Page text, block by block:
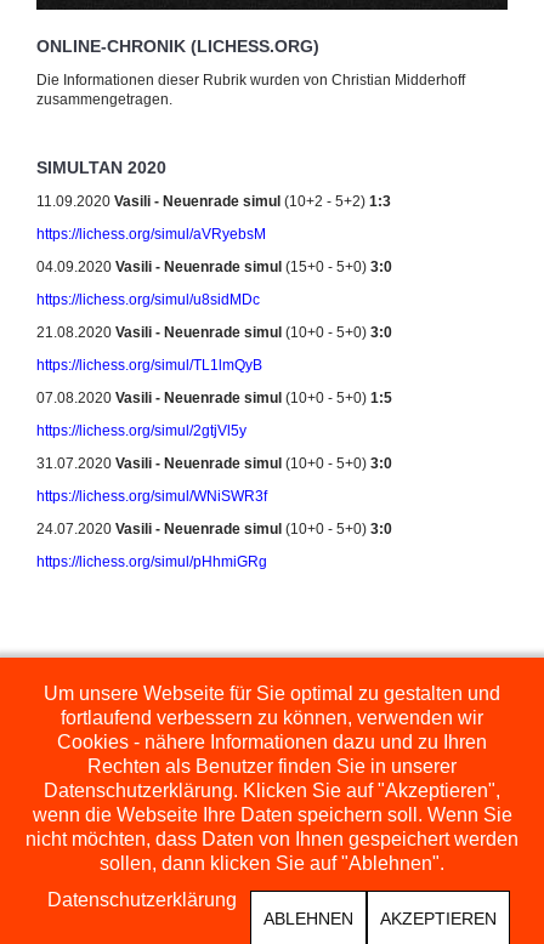
ONLINE-CHRONIK (LICHESS.ORG)
Die Informationen dieser Rubrik wurden von Christian Midderhoff
zusammengetragen.
SIMULTAN 2020
11.09.2020 Vasili - Neuenrade simul (10+2 - 5+2) 1:3
https://lichess.org/simul/aVRyebsM
04.09.2020 Vasili - Neuenrade simul (15+0 - 5+0) 3:0
https://lichess.org/simul/u8sidMDc
21.08.2020 Vasili - Neuenrade simul (10+0 - 5+0) 3:0
https://lichess.org/simul/TL1lmQyB
07.08.2020 Vasili - Neuenrade simul (10+0 - 5+0) 1:5
https://lichess.org/simul/2gtjVl5y
31.07.2020 Vasili - Neuenrade simul (10+0 - 5+0) 3:0
https://lichess.org/simul/WNiSWR3f
24.07.2020 Vasili - Neuenrade simul (10+0 - 5+0) 3:0
https://lichess.org/simul/pHhmiGRg
Weiter
COPYRIGHT © 2026 SCHACHFREUNDE NEUENRADE
Um unsere Webseite für Sie optimal zu gestalten und
fortlaufend verbessern zu können, verwenden wir
Cookies - nähere Informationen dazu und zu Ihren
Rechten als Benutzer finden Sie in unserer
Datenschutzerklärung. Klicken Sie auf "Akzeptieren",
wenn die Webseite Ihre Daten speichern soll. Wenn Sie
nicht möchten, dass Daten von Ihnen gespeichert werden
sollen, dann klicken Sie auf "Ablehnen".
AKZEPTIEREN
ABLEHNEN
Datenschutzerklärung